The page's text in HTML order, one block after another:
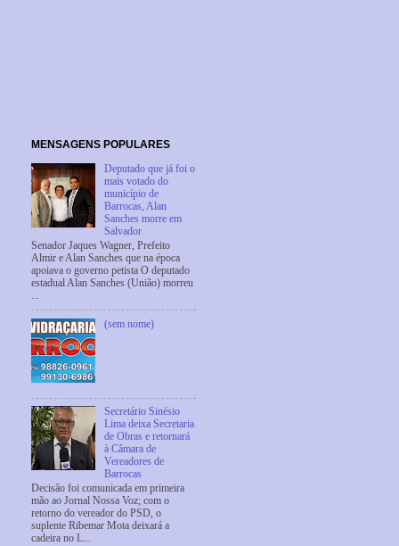
MENSAGENS POPULARES
Deputado que já foi o
mais votado do
município de
Barrocas, Alan
Sanches morre em
Salvador
Senador Jaques Wagner, Prefeito
Almir e Alan Sanches que na época
apoiava o governo petista O deputado
estadual Alan Sanches (União) morreu
...
(sem nome)
Secretário Sinésio
Lima deixa Secretaria
de Obras e retornará
à Câmara de
Vereadores de
Barrocas
Decisão foi comunicada em primeira
mão ao Jornal Nossa Voz; com o
retorno do vereador do PSD, o
suplente Ribemar Mota deixará a
cadeira no L...